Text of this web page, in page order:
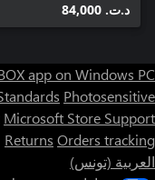
د.ت.‏ 84,000
app on Windows PC
Photosensitive
Microsoft Store Support
Returns Orders tracking
العربية (تونس)